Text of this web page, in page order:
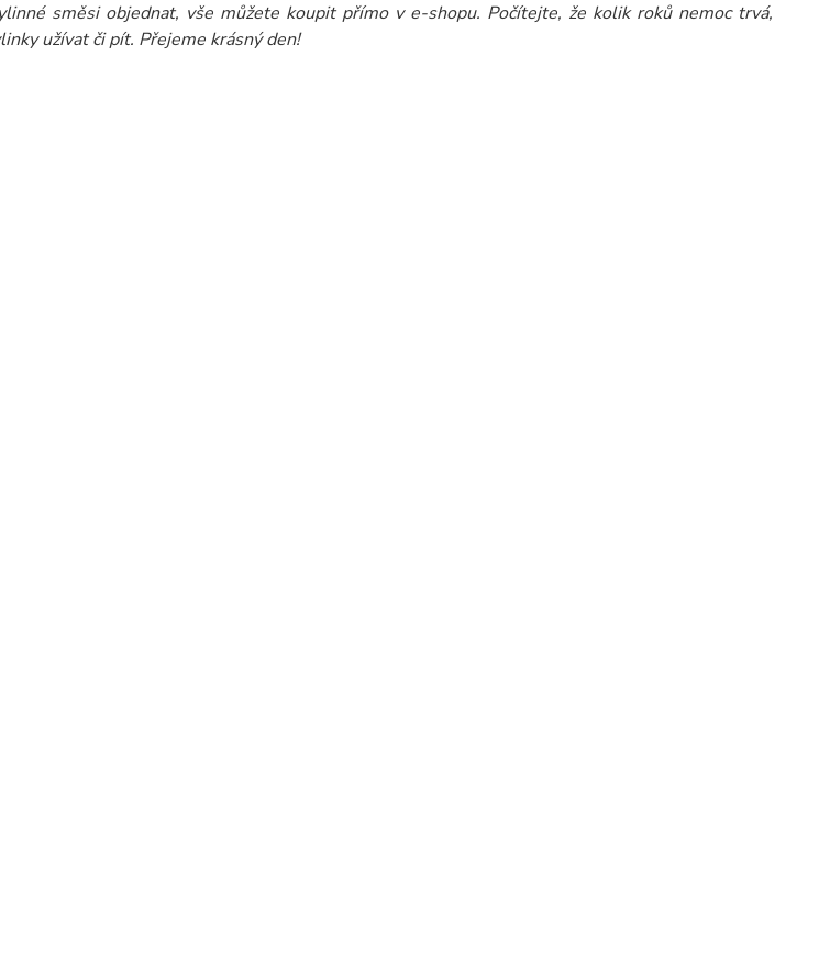
směsi objednat, vše můžete koupit přímo v e-shopu. Počítejte, že kolik roků nemoc trvá,
užívat či pít. Přejeme krásný den!